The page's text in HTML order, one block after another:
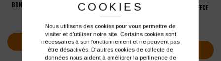
BONNET SOUS-CASQUE SINGER BREVA
142,96€ HT
VOIR PLUS D'INFOS
BONNET TOUR DE COU SUPRAFLEECE
3,38€ HT
soit4,06€ TTC
VOIR PLUS D'INFOS
COOKIES
Nous utilisons des cookies pour vous permettre de
visiter et d'utiliser notre site. Certains cookies sont
nécessaires à son fonctionnement et ne peuvent pas
être désactivés. D'autres cookies de collecte de
données nous aident à améliorer la pertinence de